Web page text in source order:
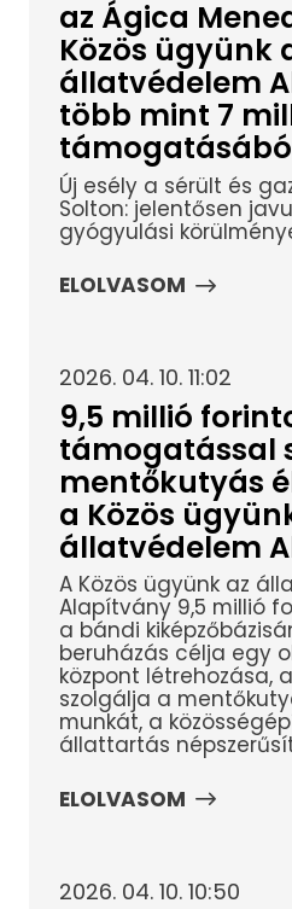
az Ágica
Közös ügyünk
állatvédelem
több mint 7
Új esély a sérült és
Solton: jelentősen
gyógyulási
ELOLVASOM
2026. 04. 10. 11:02
9,5 millió
támogatással
mentőkutyás
a Közös
állatvédelem
A Közös ügyünk az
Alapítvány 9,5 millió
a bándi
beruházás célja egy
központ létrehozása,
szolgálja a
munkát, a
állattartás
ELOLVASOM
2026. 04. 10. 10:50